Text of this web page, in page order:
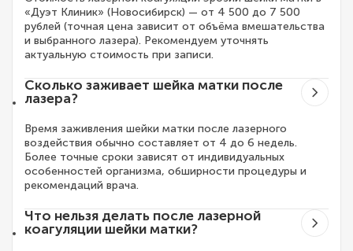
«Дуэт Клиник» (Новосибирск) — от 4 500 до 7 500
рублей (точная цена зависит от объёма вмешательства
и выбранного лазера). Рекомендуем уточнять
актуальную стоимость при записи.
Сколько заживает шейка матки после
лазера?
Время заживления шейки матки после лазерного
воздействия обычно составляет от 4 до 6 недель.
Более точные сроки зависят от индивидуальных
особенностей организма, обширности процедуры и
рекомендаций врача.
Что нельзя делать после лазерной
коагуляции шейки матки?